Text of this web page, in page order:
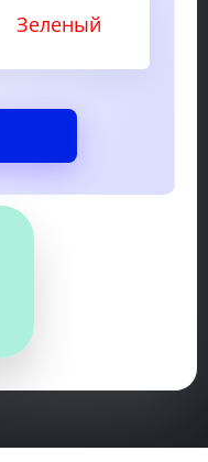
Зеленый